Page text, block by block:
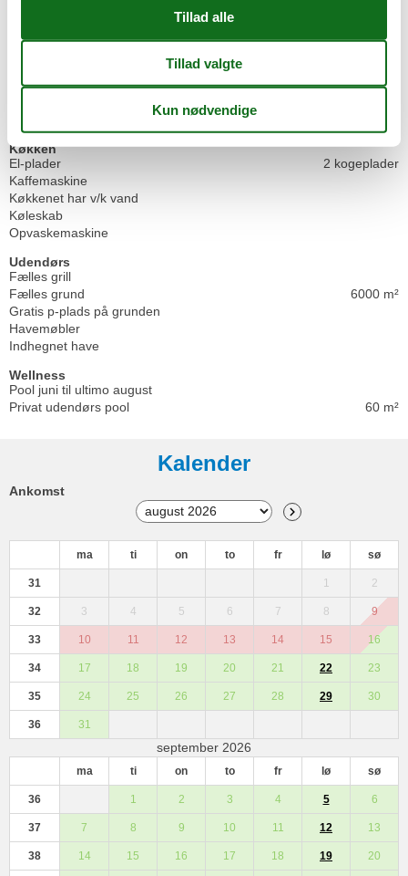
Udendørs Pool
5 m
Kvalitetshavemøbler
Køkken
El-plader
2 kogeplader
Kaffemaskine
Køkkenet har v/k vand
Køleskab
Opvaskemaskine
Udendørs
Fælles grill
Fælles grund
6000 m²
Gratis p-plads på grunden
Havemøbler
Indhegnet have
Wellness
Pool juni til ultimo august
Privat udendørs pool
60 m²
Kalender
Ankomst
ma ti on to fr lø sø
31 1 2
32 3 4 5 6 7 8 9
33 10 11 12 13 14 15 16
34 17 18 19 20 21 22 23
35 24 25 26 27 28 29 30
36 31
september 2026
ma ti on to fr lø sø
36 1 2 3 4 5 6
37 7 8 9 10 11 12 13
38 14 15 16 17 18 19 20